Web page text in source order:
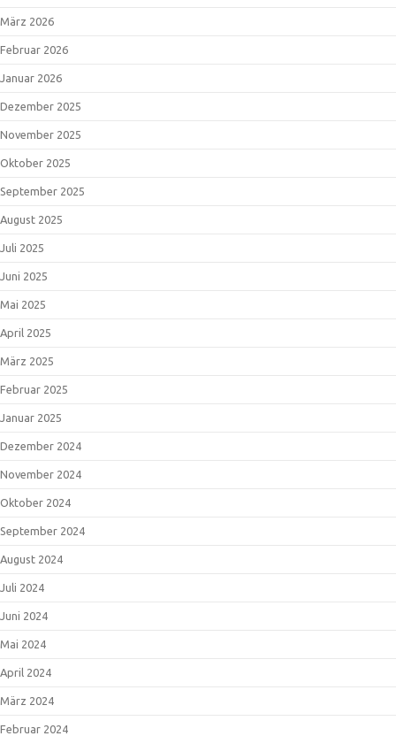
März 2026
Februar 2026
Januar 2026
Dezember 2025
November 2025
Oktober 2025
September 2025
August 2025
Juli 2025
Juni 2025
Mai 2025
April 2025
März 2025
Februar 2025
Januar 2025
Dezember 2024
November 2024
Oktober 2024
September 2024
August 2024
Juli 2024
Juni 2024
Mai 2024
April 2024
März 2024
Februar 2024